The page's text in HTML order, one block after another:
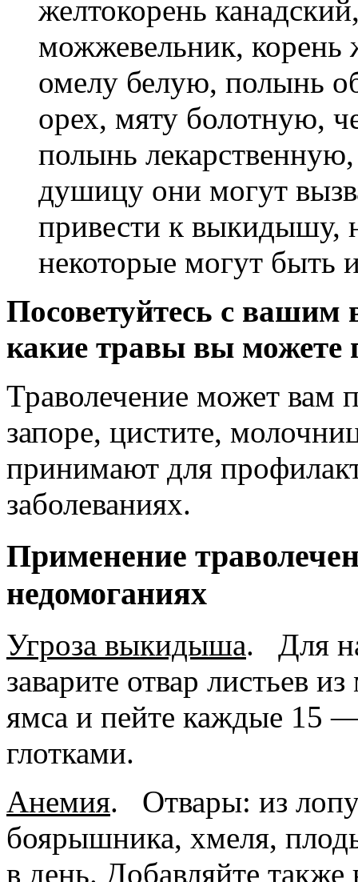
желтокорень
можжевельник, корень
омелу белую, полынь
орех, мяту болотную,
полынь
душицу они могут
привести к выкидышу,
некоторые могут быть
Посоветуйтесь с вашим
какие травы вы можете
Траволечение может вам
запоре, цистите,
принимают для
заболеваниях.
Применение
недомоганиях
Угроза выкидыша. Для
заварите отвар листьев
ямса и пейте каждые 15
глотками.
Анемия. Отвары: из
боярышника, хмеля,
в день. Добавляйте